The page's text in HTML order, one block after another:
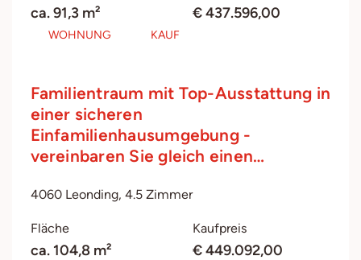
ca. 91,3 m² € 437.596,00
WOHNUNG KAUF
Familientraum mit Top-Ausstattung in
einer sicheren
Einfamilienhausumgebung -
vereinbaren Sie gleich einen…
4060 Leonding, 4.5 Zimmer
Fläche
ca. 104,8 m²
Kaufpreis
€ 449.092,00